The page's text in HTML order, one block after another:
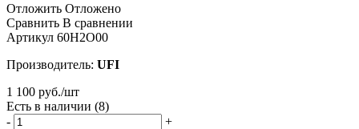
Отложить Отложено
Сравнить В сравнении
Артикул 60H2O00
Производитель: UFI
1 100 руб./шт
Есть в наличии (8)
-
+